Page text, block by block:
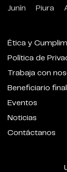
Junín
Piura
Ética y
Política de
Trabaja con
Beneficiario final
Eventos
Noticias
Contáctanos